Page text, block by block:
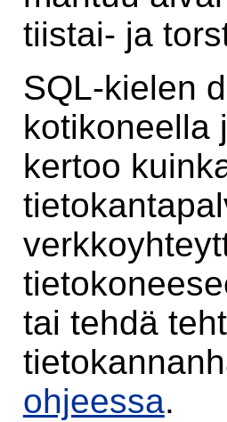
tiistai- ja
SQL-kielen
kotikoneella
kertoo
tai tehdä
ohjeessa.